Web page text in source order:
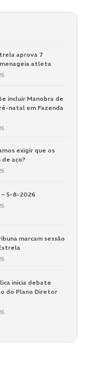
aprova 7
atleta
incluir Manobra de
natal em Fazenda
exigir que os
aço?
– 5-8-2026
marcam sessão
inicia debate
do Plano Diretor